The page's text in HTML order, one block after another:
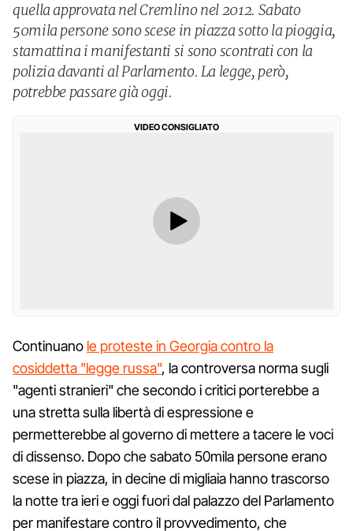
quella approvata nel Cremlino nel 2012. Sabato
50mila persone sono scese in piazza sotto la pioggia,
stamattina i manifestanti si sono scontrati con la
polizia davanti al Parlamento. La legge, però,
potrebbe passare già oggi.
VIDEO CONSIGLIATO
Continuano le proteste in Georgia contro la
cosiddetta "legge russa", la controversa norma sugli
"agenti stranieri" che secondo i critici porterebbe a
una stretta sulla libertà di espressione e
permetterebbe al governo di mettere a tacere le voci
di dissenso. Dopo che sabato 50mila persone erano
scese in piazza, in decine di migliaia hanno trascorso
la notte tra ieri e oggi fuori dal palazzo del Parlamento
per manifestare contro il provvedimento, che